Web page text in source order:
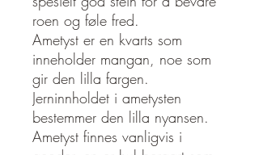
roen og føle fred.
Ametyst er en kvarts som
inneholder mangan, noe som
gir den lilla fargen.
Jerninnholdet i ametysten
bestemmer den lilla nyansen.
Ametyst finnes vanligvis i